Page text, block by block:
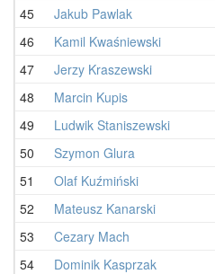
45 Jakub Pawlak
46 Kamil Kwaśniewski
47 Jerzy Kraszewski
48 Marcin Kupis
49 Ludwik Staniszewski
50 Szymon Glura
51 Olaf Kuźmiński
52 Mateusz Kanarski
53 Cezary Mach
54 Dominik Kasprzak